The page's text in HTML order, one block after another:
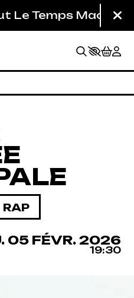
Temps Machine
RAP
05 FÉVRIER
FÉVR. 2026
19:30